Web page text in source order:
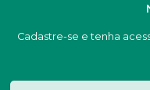
Cadastre-se e tenha